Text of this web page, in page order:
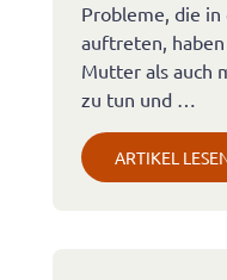
Probleme, die in
auftreten,
Mutter als auch
zu tun und …
ARTIKEL